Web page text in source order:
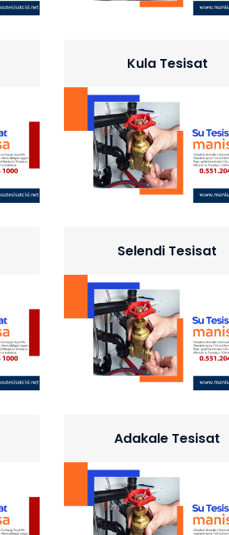
Kula Tesisat
Selendi Tesisat
Adakale Tesisat